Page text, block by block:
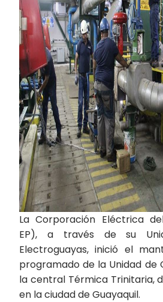
La Corporación Eléctrica
EP), a través de su
Electroguayas, inició el
programado de la Unidad de
la central Térmica Trinitaria,
en la ciudad de Guayaquil.